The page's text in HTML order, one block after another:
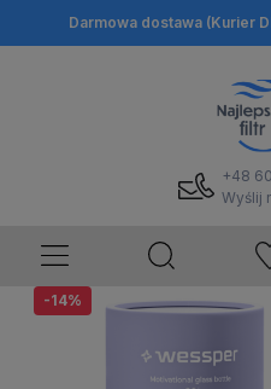
Darmowa dostawa (Kurier
+48
Wyślij
-14%